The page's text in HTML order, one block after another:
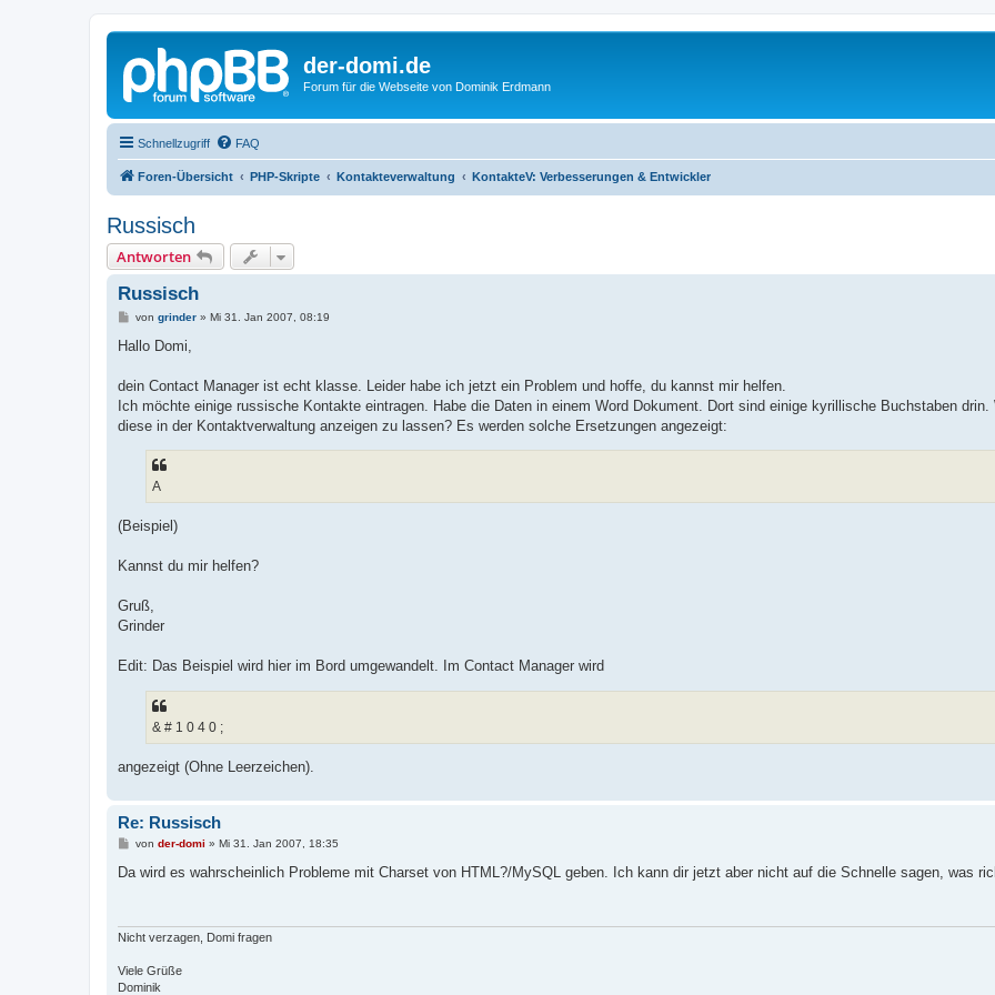
der-domi.de
Forum für die Webseite von Dominik Erdmann
Schnellzugriff FAQ
Foren-Übersicht PHP-Skripte Kontakteverwaltung KontakteV: Verbesserungen & Entwickler
Russisch
Antworten
Russisch
B
i
a
von grinder» Mi 31. Jan 2007, 08:19
Hallo Domi,
dein Contact Manager ist echt klasse. Leider habe ich jetzt ein Problem und hoffe, du kannst mir helfen.
Ich möchte einige russische Kontakte eintragen. Habe die Daten in einem Word Dokument. Dort sind einige kyrillische Buchstaben drin.
diese in der Kontaktverwaltung anzeigen zu lassen? Es werden solche Ersetzungen angezeigt:
А
(Beispiel)
Kannst du mir helfen?
Gruß,
Grinder
Edit: Das Beispiel wird hier im Bord umgewandelt. Im Contact Manager wird
& # 1 0 4 0 ;
angezeigt (Ohne Leerzeichen).
Re: Russisch
B
i
von der-domi » Mi 31. Jan 2007, 18:35
Da wird es wahrscheinlich Probleme mit Charset von HTML?/MySQL geben. Ich kann dir jetzt aber nicht auf die Schnelle sagen, was
Nicht verzagen, Domi fragen
Viele Grüße
Dominik